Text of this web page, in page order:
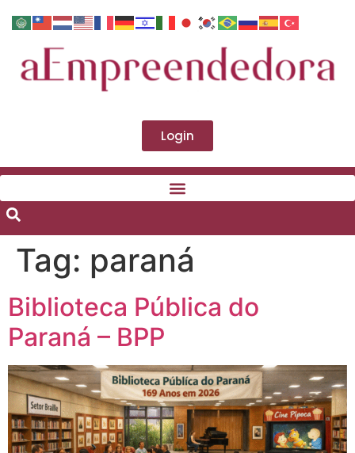
Login
Tag: paraná
Biblioteca Pública do
Paraná – BPP